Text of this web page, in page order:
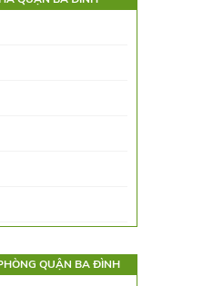
TIÊU CHUẨN VĂN PHÒNG QUẬN BA ĐÌNH